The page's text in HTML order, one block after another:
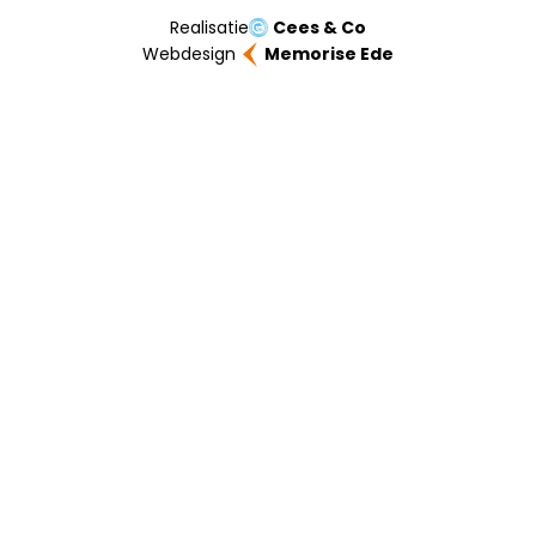
Realisatie
Cees & Co
Webdesign
Memorise Ede